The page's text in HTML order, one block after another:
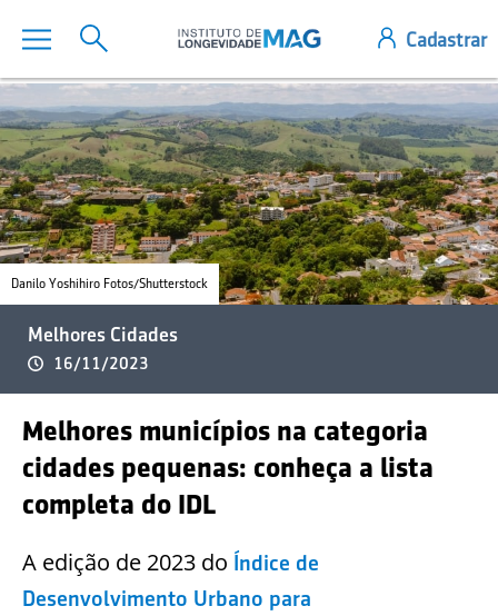
Danilo Yoshihiro Fotos/Shutterstock
Melhores Cidades
16/11/2023
Melhores municípios na categoria
cidades pequenas: conheça a lista
completa do IDL
A edição de 2023 do Índice de
Desenvolvimento Urbano para